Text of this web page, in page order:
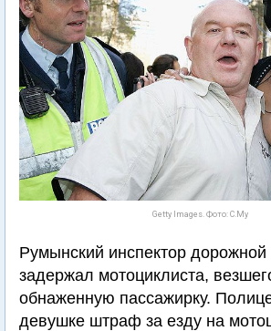
Getty Images. Фото: С.Му
Румынский инспектор дорожной
задержал мотоциклиста,
обнаженную пассажирку.
девушке штраф за езду на